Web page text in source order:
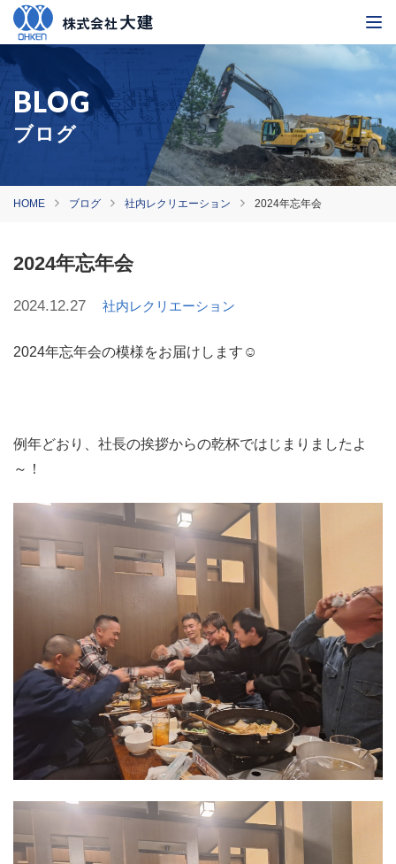
ブログ
HOME ブログ 社内レクリエーション 2024年忘年会
2024年忘年会
2024.12.27 社内レクリエーション
2024年忘年会の模様をお届けします☺️
例年どおり、社長の挨拶からの乾杯ではじまりましたよ
～！